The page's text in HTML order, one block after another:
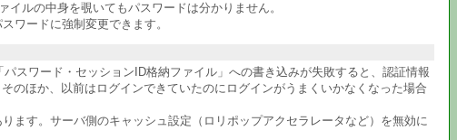
ルの中身を覗いてもパスワードは分かりません。
ワードに強制変更できます。
スワード・セッションID格納ファイル」への書き込みが失敗すると、認証情報
のほか、以前はログインできていたのにログインがうまくいかなくなった場合
ます。サーバ側のキャッシュ設定（ロリポップアクセラレータなど）を無効に